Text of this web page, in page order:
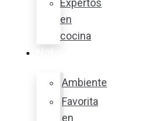
Expertos
en
cocina
Ambiente
Favorita
en